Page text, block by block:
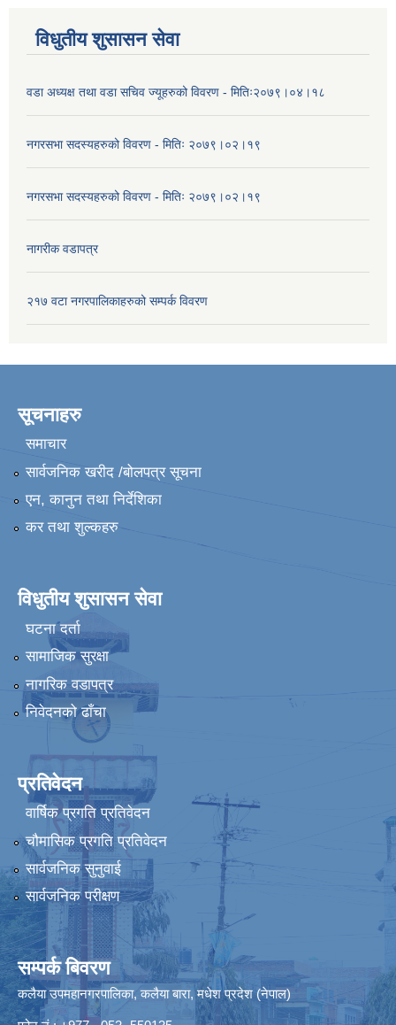
विधुतीय शुसासन सेवा
वडा अध्यक्ष तथा वडा सचिव ज्यूहरुको विवरण - मितिः२०७९।०४।१८
नगरसभा सदस्यहरुको विवरण - मितिः २०७९।०२।१९
नगरसभा सदस्यहरुको विवरण - मितिः २०७९।०२।१९
नागरीक वडापत्र
२१७ वटा नगरपालिकाहरुको सम्पर्क विवरण
सूचनाहरु
समाचार
सार्वजनिक खरीद /बोलपत्र सूचना
एन, कानुन तथा निर्देशिका
कर तथा शुल्कहरु
विधुतीय शुसासन सेवा
घटना दर्ता
सामाजिक सुरक्षा
नागरिक वडापत्र
निवेदनको ढाँचा
प्रतिवेदन
वार्षिक प्रगति प्रतिवेदन
चौमासिक प्रगति प्रतिवेदन
सार्वजनिक सुनुवाई
सार्वजनिक परीक्षण
सम्पर्क बिवरण
कलैया उपमहानगरपालिका, कलैया बारा, मधेश प्रदेश (नेपाल)